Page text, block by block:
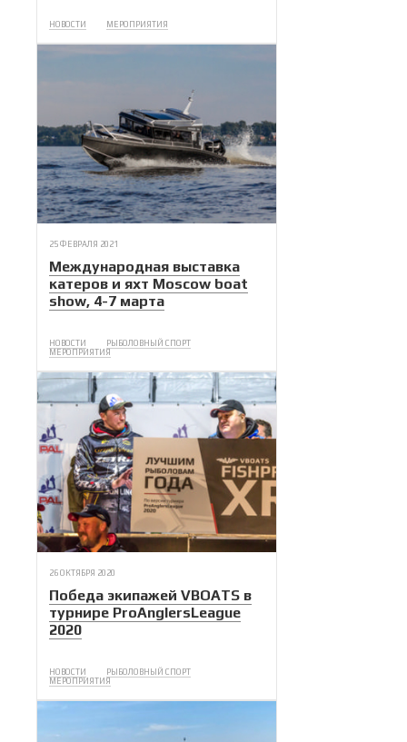
НОВОСТИ МЕРОПРИЯТИЯ
25 ФЕВРАЛЯ 2021
Международная выставка
катеров и яхт Moscow boat
show, 4-7 марта
НОВОСТИ
РЫБОЛОВНЫЙ СПОРТ
МЕРОПРИЯТИЯ
26 ОКТЯБРЯ 2020
Победа экипажей VBOATS в
турнире ProAnglersLeague
2020
НОВОСТИ
РЫБОЛОВНЫЙ СПОРТ
МЕРОПРИЯТИЯ